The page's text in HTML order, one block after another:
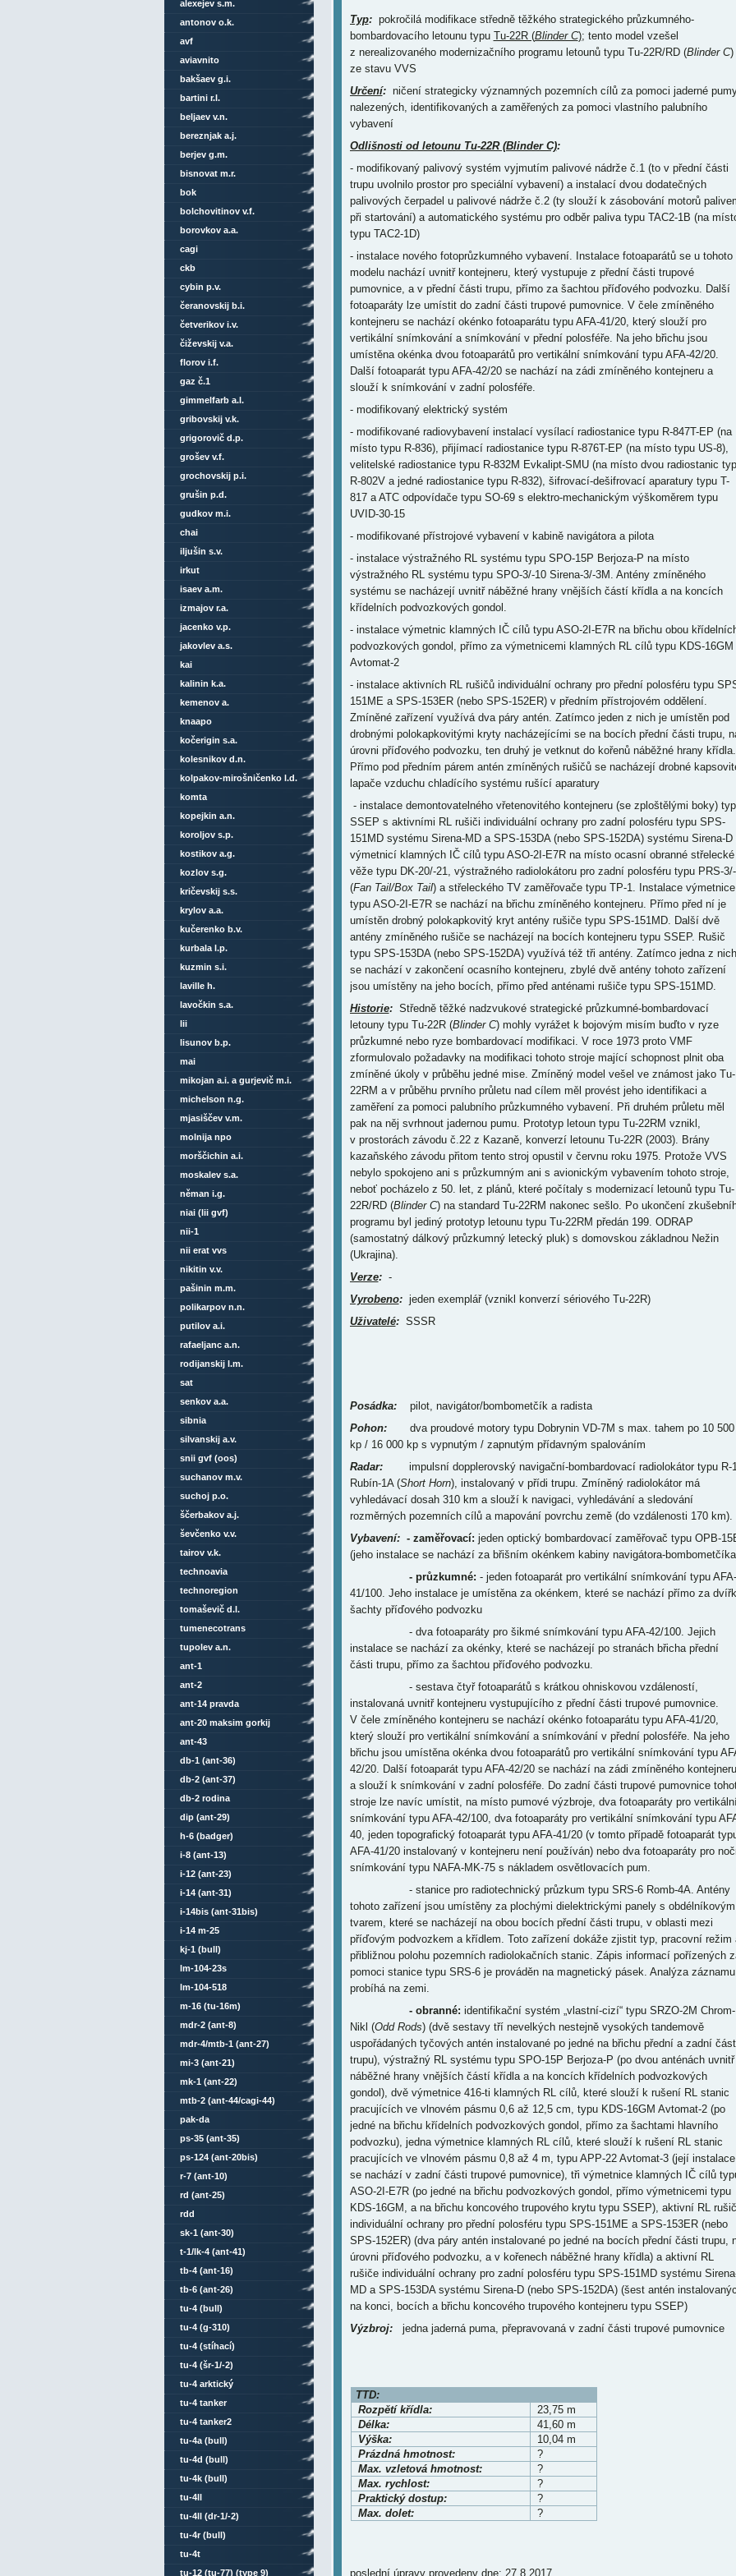
Typ:pokročilá modifikace středně těžkého strategického průzkumného-
bombardovacího letounu typu Tu-22R (Blinder C); tento model vzešel
z nerealizovaného modernizačního programu letounů typu Tu-22R/RD (Blinder C)
ze stavu VVS
Určení:ničení strategicky významných pozemních cílů za pomoci jaderné
nalezených, identifikovaných a zaměřených za pomoci vlastního palubního
vybavení
Odlišnosti od letounu Tu-22R (Blinder C):
- modifikovaný palivový systém vyjmutím palivové nádrže č.1 (to v přední části
trupu uvolnilo prostor pro speciální vybavení) a instalací dvou dodatečných
palivových čerpadel u palivové nádrže č.2 (ty slouží k zásobování motorů
při startování) a automatického systému pro odběr paliva typu TAC2-1B (na
typu TAC2-1D)
- instalace nového fotoprůzkumného vybavení. Instalace fotoaparátů se u tohoto
modelu nachází uvnitř kontejneru, který vystupuje z přední části trupové
pumovnice, a v přední části trupu, přímo za šachtou příďového podvozku. Další
fotoaparáty lze umístit do zadní části trupové pumovnice. V čele zmíněného
kontejneru se nachází okénko fotoaparátu typu AFA-41/20, který slouží pro
vertikální snímkování a snímkování v přední polosféře. Na jeho břichu jsou
umístěna okénka dvou fotoaparátů pro vertikální snímkování typu AFA-42/20.
Další fotoaparát typu AFA-42/20 se nachází na zádi zmíněného kontejneru a
slouží k snímkování v zadní polosféře.
- modifikovaný elektrický systém
- modifikované radiovybavení instalací vysílací radiostanice typu R-847T-EP (na
místo typu R-836), přijímací radiostanice typu R-876T-EP (na místo typu US-8),
velitelské radiostanice typu R-832M Evkalipt-SMU (na místo dvou radiostanic
R-802V a jedné radiostanice typu R-832), šifrovací-dešifrovací aparatury typu T-
817 a ATC odpovídače typu SO-69 s elektro-mechanickým výškoměrem typu
UVID-30-15
- modifikované přístrojové vybavení v kabině navigátora a pilota
- instalace výstražného RL systému typu SPO-15P Berjoza-P na místo
výstražného RL systému typu SPO-3/-10 Sirena-3/-3M. Antény zmíněného
systému se nacházejí uvnitř náběžné hrany vnějších částí křídla a na koncích
křídelních podvozkových gondol.
- instalace výmetnic klamných IČ cílů typu ASO-2I-E7R na břichu obou
podvozkových gondol, přímo za výmetnicemi klamných RL cílů typu KDS-16GM
Avtomat-2
- instalace aktivních RL rušičů individuální ochrany pro přední polosféru typu
151ME a SPS-153ER (nebo SPS-152ER) v předním přístrojovém oddělení.
Zmíněné zařízení využívá dva páry antén. Zatímco jeden z nich je umístěn pod
drobnými polokapkovitými kryty nacházejícími se na bocích přední části trupu,
úrovni příďového podvozku, ten druhý je vetknut do kořenů náběžné hrany křídla.
Přímo pod předním párem antén zmíněných rušičů se nacházejí drobné
lapače vzduchu chladícího systému rušící aparatury
- instalace demontovatelného vřetenovitého kontejneru (se zploštělými boky)
SSEP s aktivními RL rušiči individuální ochrany pro zadní polosféru typu SPS-
151MD systému Sirena-MD a SPS-153DA (nebo SPS-152DA) systému Sirena-D
výmetnicí klamných IČ cílů typu ASO-2I-E7R na místo ocasní obranné střelecké
věže typu DK-20/-21, výstražného radiolokátoru pro zadní polosféru typu PRS-
(Fan Tail/Box Tail) a střeleckého TV zaměřovače typu TP-1. Instalace výmetnice
typu ASO-2I-E7R se nachází na břichu zmíněného kontejneru. Přímo před ní je
umístěn drobný polokapkovitý kryt antény rušiče typu SPS-151MD. Další dvě
antény zmíněného rušiče se nacházejí na bocích kontejneru typu SSEP. Rušič
typu SPS-153DA (nebo SPS-152DA) využívá též tři antény. Zatímco jedna z nich
se nachází v zakončení ocasního kontejneru, zbylé dvě antény tohoto zařízení
jsou umístěny na jeho bocích, přímo před anténami rušiče typu SPS-151MD.
Historie:Středně těžké nadzvukové strategické průzkumné-bombardovací
letouny typu Tu-22R (Blinder C) mohly vyrážet k bojovým misím buďto v ryze
průzkumné nebo ryze bombardovací modifikaci. V roce 1973 proto VMF
zformulovalo požadavky na modifikaci tohoto stroje mající schopnost plnit oba
zmíněné úkoly v průběhu jedné mise. Zmíněný model vešel ve známost jako Tu-
22RM a v průběhu prvního průletu nad cílem měl provést jeho identifikaci a
zaměření za pomoci palubního průzkumného vybavení. Při druhém průletu měl
pak na něj svrhnout jadernou pumu. Prototyp letoun typu Tu-22RM vznikl,
v prostorách závodu č.22 z Kazaně, konverzí letounu Tu-22R (2003). Brány
kazaňského závodu přitom tento stroj opustil v červnu roku 1975. Protože VVS
nebylo spokojeno ani s průzkumným ani s avionickým vybavením tohoto stroje,
neboť pocházelo z 50. let, z plánů, které počítaly s modernizací letounů typu Tu-
22R/RD (Blinder C) na standard Tu-22RM nakonec sešlo. Po ukončení
programu byl jediný prototyp letounu typu Tu-22RM předán 199. ODRAP
(samostatný dálkový průzkumný letecký pluk) s domovskou základnou Nežin
(Ukrajina).
Verze:-
Vyrobeno:jeden exemplář (vznikl konverzí sériového Tu-22R)
Uživatelé:SSSR
Posádka:pilot, navigátor/bombometčík a radista
Pohon:dva proudové motory typu Dobrynin VD-7M s max. tahem po 10 500
kp / 16 000 kp s vypnutým / zapnutým přídavným spalováním
Radar:impulsní dopplerovský navigační-bombardovací radiolokátor typu R-
Rubín-1A (Short Horn), instalovaný v přídi trupu. Zmíněný radiolokátor má
vyhledávací dosah 310 km a slouží k navigaci, vyhledávání a sledování
rozměrných pozemních cílů a mapování povrchu země (do vzdálenosti 170 km).
Vybavení: - zaměřovací: jeden optický bombardovací zaměřovač typu OPB-
(jeho instalace se nachází za břišním okénkem kabiny navigátora-
- průzkumné: - jeden fotoaparát pro vertikální snímkování typu AFA-
41/100. Jeho instalace je umístěna za okénkem, které se nachází přímo za
šachty příďového podvozku
- dva fotoaparáty pro šikmé snímkování typu AFA-42/100. Jejich
instalace se nachází za okénky, které se nacházejí po stranách břicha přední
části trupu, přímo za šachtou příďového podvozku.
- sestava čtyř fotoaparátů s krátkou ohniskovou vzdáleností,
instalovaná uvnitř kontejneru vystupujícího z přední části trupové pumovnice.
V čele zmíněného kontejneru se nachází okénko fotoaparátu typu AFA-41/20,
který slouží pro vertikální snímkování a snímkování v přední polosféře. Na jeho
břichu jsou umístěna okénka dvou fotoaparátů pro vertikální snímkování typu
42/20. Další fotoaparát typu AFA-42/20 se nachází na zádi zmíněného kontejneru
a slouží k snímkování v zadní polosféře. Do zadní části trupové pumovnice
stroje lze navíc umístit, na místo pumové výzbroje, dva fotoaparáty pro
snímkování typu AFA-42/100, dva fotoaparáty pro vertikální snímkování typu
40, jeden topografický fotoaparát typu AFA-41/20 (v tomto případě fotoaparát
AFA-41/20 instalovaný v kontejneru není používán) nebo dva fotoaparáty pro
snímkování typu NAFA-MK-75 s nákladem osvětlovacích pum.
- stanice pro radiotechnický průzkum typu SRS-6 Romb-4A. Antény
tohoto zařízení jsou umístěny za plochými dielektrickými panely s obdélníkovým
tvarem, které se nacházejí na obou bocích přední části trupu, v oblasti mezi
příďovým podvozkem a křídlem. Toto zařízení dokáže zjistit typ, pracovní režim
přibližnou polohu pozemních radiolokačních stanic. Zápis informací pořízených
pomoci stanice typu SRS-6 je prováděn na magnetický pásek. Analýza záznamu
probíhá na zemi.
- obranné: identifikační systém „vlastní-cizí“ typu SRZO-2M Chrom-
Nikl (Odd Rods) (dvě sestavy tří nevelkých nestejně vysokých tandemově
uspořádaných tyčových antén instalované po jedné na břichu přední a zadní
trupu), výstražný RL systému typu SPO-15P Berjoza-P (po dvou anténách uvnitř
náběžné hrany vnějších částí křídla a na koncích křídelních podvozkových
gondol), dvě výmetnice 416-ti klamných RL cílů, které slouží k rušení RL stanic
pracujících ve vlnovém pásmu 0,6 až 12,5 cm, typu KDS-16GM Avtomat-2 (po
jedné na břichu křídelních podvozkových gondol, přímo za šachtami hlavního
podvozku), jedna výmetnice klamných RL cílů, které slouží k rušení RL stanic
pracujících ve vlnovém pásmu 0,8 až 4 m, typu APP-22 Avtomat-3 (její instalace
se nachází v zadní části trupové pumovnice), tři výmetnice klamných IČ cílů
ASO-2I-E7R (po jedné na břichu podvozkových gondol, přímo výmetnicemi typu
KDS-16GM, a na břichu koncového trupového krytu typu SSEP), aktivní RL
individuální ochrany pro přední polosféru typu SPS-151ME a SPS-153ER (nebo
SPS-152ER) (dva páry antén instalované po jedné na bocích přední části trupu,
úrovni příďového podvozku, a v kořenech náběžné hrany křídla) a aktivní RL
rušiče individuální ochrany pro zadní polosféru typu SPS-151MD systému
MD a SPS-153DA systému Sirena-D (nebo SPS-152DA) (šest antén
na konci, bocích a břichu koncového trupového kontejneru typu SSEP)
Výzbroj:jedna jaderná puma, přepravovaná v zadní části trupové pumovnice
TTD:
Rozpětí křídla:
23,75 m
Délka:
41,60 m
Výška:
10,04 m
Prázdná hmotnost:
?
Max. vzletová hmotnost:
?
Max. rychlost:
?
Praktický dostup:
?
Max. dolet: ?
poslední úpravy provedeny dne: 27.8.2017
alexejev s.m.
antonov o.k.
avf
aviavnito
bakšaev g.i.
bartini r.l.
beljaev v.n.
bereznjak a.j.
berjev g.m.
bisnovat m.r.
bok
bolchovitinov v.f.
borovkov a.a.
cagi
ckb
cybin p.v.
čeranovskij b.i.
četverikov i.v.
čiževskij v.a.
florov i.f.
gaz č.1
gimmelfarb a.l.
gribovskij v.k.
grigorovič d.p.
grošev v.f.
grochovskij p.i.
grušin p.d.
gudkov m.i.
chai
iljušin s.v.
irkut
isaev a.m.
izmajov r.a.
jacenko v.p.
jakovlev a.s.
kai
kalinin k.a.
kemenov a.
knaapo
kočerigin s.a.
kolesnikov d.n.
kolpakov-mirošničenko l.d.
komta
kopejkin a.n.
koroljov s.p.
kostikov a.g.
kozlov s.g.
kričevskij s.s.
krylov a.a.
kučerenko b.v.
kurbala l.p.
kuzmin s.i.
laville h.
lavočkin s.a.
lii
lisunov b.p.
mai
mikojan a.i. a gurjevič m.i.
michelson n.g.
mjasiščev v.m.
molnija npo
morščichin a.i.
moskalev s.a.
něman i.g.
niai (lii gvf)
nii-1
nii erat vvs
nikitin v.v.
pašinin m.m.
polikarpov n.n.
putilov a.i.
rafaeljanc a.n.
rodijanskij l.m.
sat
senkov a.a.
sibnia
silvanskij a.v.
snii gvf (oos)
suchanov m.v.
suchoj p.o.
ščerbakov a.j.
ševčenko v.v.
tairov v.k.
technoavia
technoregion
tomaševič d.l.
tumenecotrans
tupolev a.n.
ant-1
ant-2
ant-14 pravda
ant-20 maksim gorkij
ant-43
db-1 (ant-36)
db-2 (ant-37)
db-2 rodina
dip (ant-29)
h-6 (badger)
i-8 (ant-13)
i-12 (ant-23)
i-14 (ant-31)
i-14bis (ant-31bis)
i-14 m-25
kj-1 (bull)
lm-104-23s
lm-104-518
m-16 (tu-16m)
mdr-2 (ant-8)
mdr-4/mtb-1 (ant-27)
mi-3 (ant-21)
mk-1 (ant-22)
mtb-2 (ant-44/cagi-44)
pak-da
ps-35 (ant-35)
ps-124 (ant-20bis)
r-7 (ant-10)
rd (ant-25)
rdd
sk-1 (ant-30)
t-1/lk-4 (ant-41)
tb-4 (ant-16)
tb-6 (ant-26)
tu-4 (bull)
tu-4 (g-310)
tu-4 (stíhací)
tu-4 (šr-1/-2)
tu-4 arktický
tu-4 tanker
tu-4 tanker2
tu-4a (bull)
tu-4d (bull)
tu-4k (bull)
tu-4ll
tu-4ll (dr-1/-2)
tu-4r (bull)
tu-4t
tu-12 (tu-77) (type 9)